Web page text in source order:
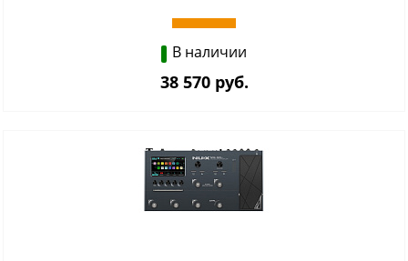
В наличии
38 570 руб.